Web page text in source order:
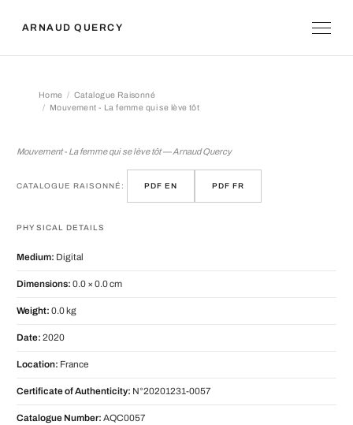
ARNAUD QUERCY
Home
Catalogue Raisonné
Mouvement - La femme qui se lève tôt
Mouvement - La femme qui se lève tôt — Arnaud Quercy
CATALOGUE RAISONNÉ: PDF EN PDF FR
PHYSICAL DETAILS
Medium: Digital
Dimensions: 0.0 × 0.0 cm
Weight: 0.0 kg
Date: 2020
Location: France
Certificate of Authenticity: N°20201231-0057
Catalogue Number: AQC0057